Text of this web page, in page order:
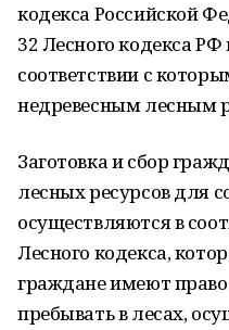
кодекса Российской
32 Лесного кодекса
соответствии с
недревесным лесным
Заготовка и сбор
лесных ресурсов для
осуществляются в
Лесного кодекса,
граждане имеют
пребывать в лесах,